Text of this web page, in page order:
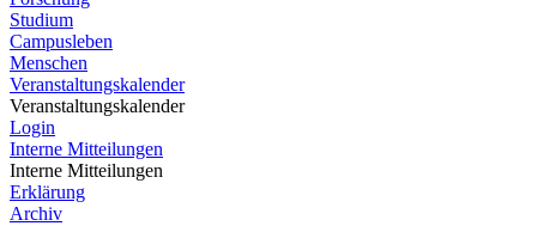
Studium
Campusleben
Menschen
Veranstaltungskalender
Veranstaltungskalender
Login
Interne Mitteilungen
Interne Mitteilungen
Erklärung
Archiv